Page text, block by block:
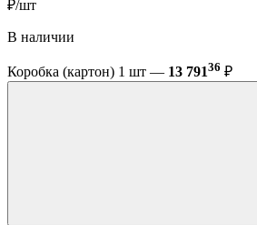
₽/шт
В наличии
Коробка (картон) 1 шт — 13 79136 ₽